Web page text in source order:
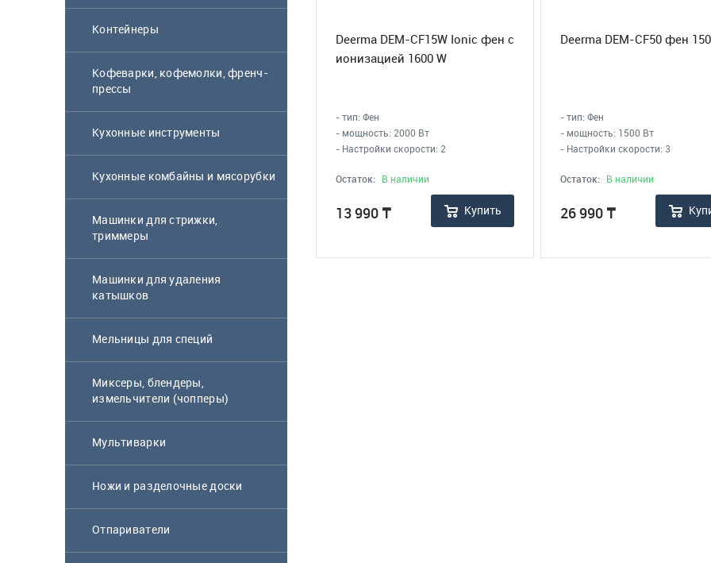
Контейнеры
Кофеварки, кофемолки, френч-
прессы
Кухонные инструменты
Кухонные комбайны и мясорубки
Машинки для стрижки,
триммеры
Машинки для удаления
катышков
Мельницы для специй
Миксеры, блендеры,
измельчители (чопперы)
Мультиварки
Ножи и разделочные доски
Отпариватели
Deerma DEM-CF15W Ionic фен с
ионизацией 1600 W
- тип: Фен
- мощность: 2000 Вт
- Настройки скорости: 2
Остаток: В наличии
13 990 ₸ Купить
Deerma DEM-CF50 фен
- тип: Фен
- мощность: 1500 Вт
- Настройки скорости: 3
Остаток: В наличии
26 990 ₸